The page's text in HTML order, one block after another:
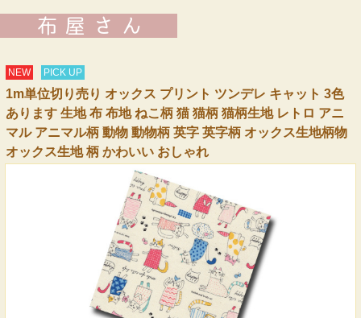
NEW PICK UP
1m単位切り売り オックス プリント ツンデレ キャット 3色
あります 生地 布 布地 ねこ柄 猫 猫柄 猫柄生地 レトロ アニ
マル アニマル柄 動物 動物柄 英字 英字柄 オックス生地柄物
オックス生地 柄 かわいい おしゃれ